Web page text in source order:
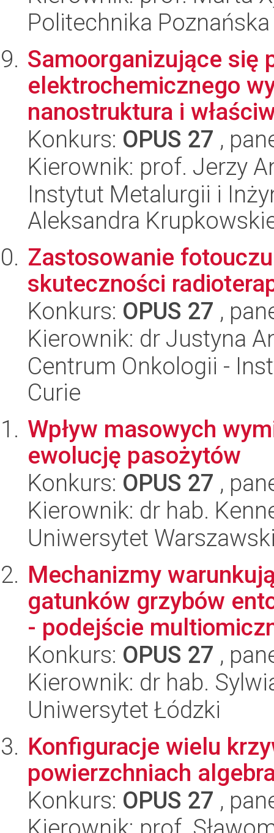
Politechnika Poznańska
Samoorganizujące się
elektrochemicznego
nanostruktura i
Konkurs: OPUS 27 ,
Kierownik: prof. Jerzy
Instytut Metalurgii i
Aleksandra
Zastosowanie
skuteczności
Konkurs: OPUS 27 ,
Kierownik: dr Justyna
Centrum Onkologii -
Curie
Wpływ masowych
ewolucję pasożytów
Konkurs: OPUS 27 ,
Kierownik: dr hab.
Uniwersytet
Mechanizmy
gatunków grzybów
- podejście
Konkurs: OPUS 27 ,
Kierownik: dr hab.
Uniwersytet Łódzki
Konfiguracje wielu
powierzchniach
Konkurs: OPUS 27 ,